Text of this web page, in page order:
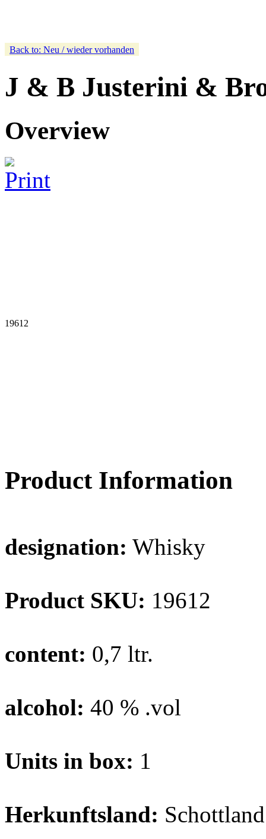
Back to: Neu / wieder vorhanden
J & B Justerini &
Overview
19612
Product Information
designation: Whisky
Product SKU: 19612
content: 0,7 ltr.
alcohol: 40 % .vol
Units in box: 1
Herkunftsland: Schottland